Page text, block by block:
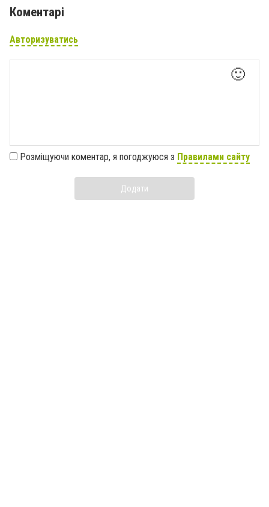
Коментарі
Авторизуватись
🙂
Розміщуючи коментар, я погоджуюся з Правилами сайту
Додати